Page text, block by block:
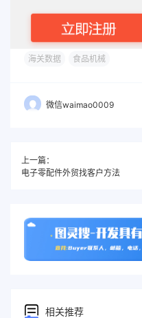
海关数据 食品机械
微信waimao0009
上一篇：
电子零配件外贸找客户方法
相关推荐